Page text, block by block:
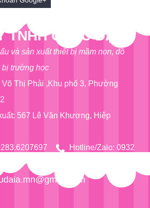
TNHH CHÂU ĐẠI Á
và sản xuất thiết bị mầm non, đồ
bị trường học
Thị Phải ,Khu phố 3, Phường
567 Lê Văn Khương, Hiệp
Hotline/Zalo: 0932